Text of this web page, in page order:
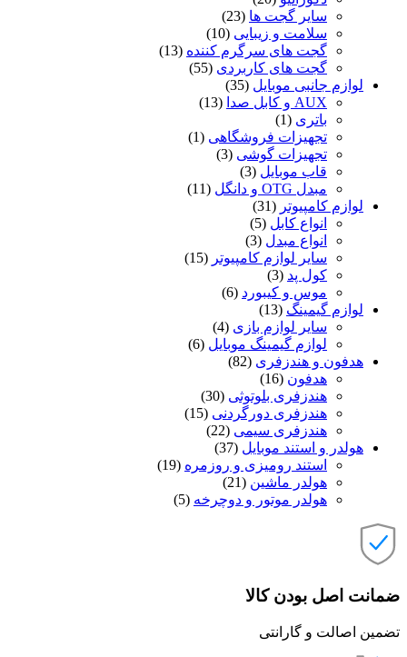
سایر گجت ها (23)
سلامت و زیبایی (10)
گجت های سرگرم کننده (13)
گجت های کاربردی (55)
لوازم جانبی موبایل (35)
AUX و کابل صدا
(13)
باتری (1)
تجهیزات فروشگاهی (1)
تجهیزات گوشی (3)
قاب موبایل (3)
مبدل OTG و دانگل
(11)
لوازم کامپیوتر (31)
انواع کابل (5)
انواع مبدل (3)
سایر لوازم کامپیوتر (15)
کول پد (3)
موس و کیبورد (6)
لوازم گیمینگ (13)
سایر لوازم بازی (4)
لوازم گیمینگ موبایل (6)
هدفون و هندزفری (82)
هدفون (16)
هندزفری بلوتوثی (30)
هندزفری دورگردنی (15)
هندزفری سیمی (22)
هولدر و استند موبایل (37)
استند رومیزی و روزمره (19)
هولدر ماشین (21)
هولدر موتور و دوچرخه (5)
ضمانت اصل بودن کالا
تضمین اصالت و گارانتی